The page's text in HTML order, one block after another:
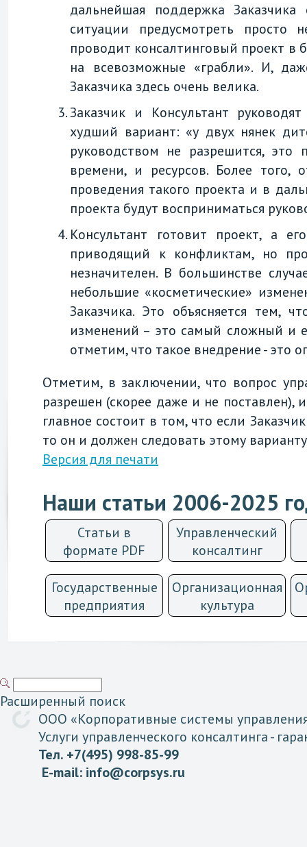
дальнейшая поддержка
ситуации предусмотреть просто
проводит консалтинговый проект в
на всевозможные «грабли». И,
Заказчика здесь очень велика.
Заказчик и Консультант
худший вариант: «у двух нянек
руководством не разрешится,
времени, и ресурсов. Более того,
проведения такого проекта и в
проекта будут восприниматься
Консультант готовит проект, а
приводящий к конфликтам, но
незначителен. В большинстве
небольшие «косметические»
Заказчика. Это объясняется тем,
изменений – это самый сложный и
отметим, что такое внедрение - это
Отметим, в заключении, что вопрос
разрешен (скорее даже и не поставлен),
главное состоит в том, что если
то он и должен следовать этому
Версия для печати
Наши статьи 2006-2025
Статьи в
формате PDF
Управленческий
консалтинг
Государственные
предприятия
Организационная
культурa
Расширенный поиск
ООО «Корпоративные системы
Услуги управленческого консалтинга-
Тел. +7(495) 998-85-99
E-mail: info@corpsys.ru